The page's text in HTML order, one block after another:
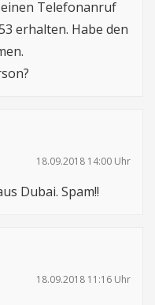
Telefonanruf
erhalten. Habe den
18.09.2018 14:00 Uhr
Dubai. Spam!!
18.09.2018 11:16 Uhr